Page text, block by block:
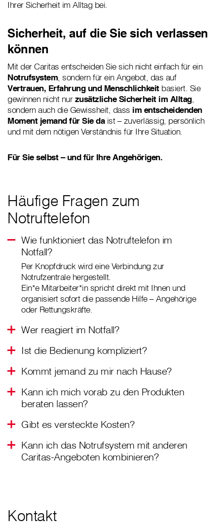
Ihrer Sicherheit im Alltag bei.
Sicherheit, auf die Sie sich verlassen
können
Mit der Caritas entscheiden Sie sich nicht einfach für ein
Notrufsystem, sondern für ein Angebot, das auf
Vertrauen, Erfahrung und Menschlichkeit basiert. Sie
gewinnen nicht nurzusätzliche Sicherheit im Alltag,
sondern auch die Gewissheit, dass im entscheidenden
Moment jemand für Sie daist – zuverlässig, persönlich
und mit dem nötigen Verständnis für Ihre Situation.
Für Sie selbst – und für Ihre Angehörigen.
Häufige Fragen zum
Notruftelefon
Wie funktioniert das Notruftelefon im
Notfall?
Per Knopfdruck wird eine Verbindung zur
Notrufzentrale hergestellt.
Ein*e Mitarbeiter*in spricht direkt mit Ihnen und
organisiert sofort die passende Hilfe – Angehörige
oder Rettungskräfte.
Wer reagiert im Notfall?
Ist die Bedienung kompliziert?
Kommt jemand zu mir nach Hause?
Kann ich mich vorab zu den Produkten
beraten lassen?
Gibt es versteckte Kosten?
Kann ich das Notrufsystem mit anderen
Caritas-Angeboten kombinieren?
Kontakt